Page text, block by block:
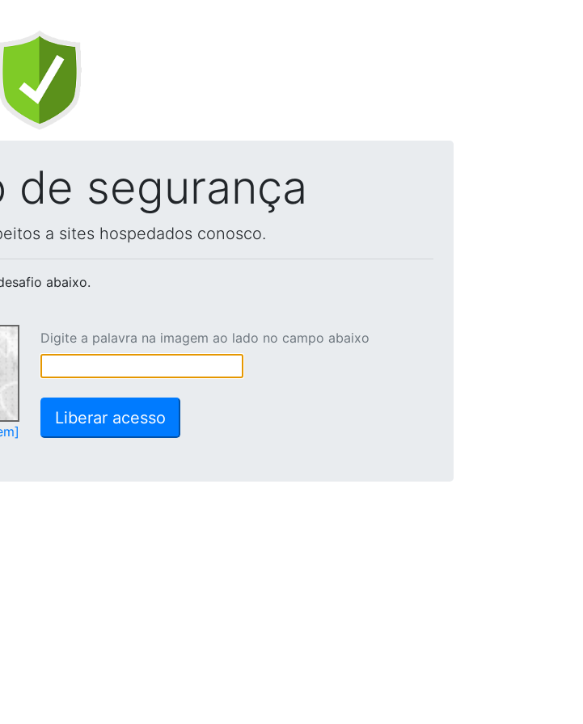
de segurança
a sites hospedados conosco.
abaixo.
Digite a palavra na imagem ao lado no campo abaixo